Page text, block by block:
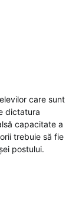
care sunt
dictatura
capacitate a
trebuie să fie
postului.